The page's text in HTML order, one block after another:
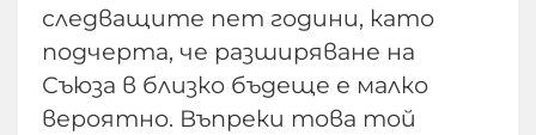
следващите пет години, като
подчерта, че разширяване на
Съюза в близко бъдеще е малко
вероятно. Въпреки това той